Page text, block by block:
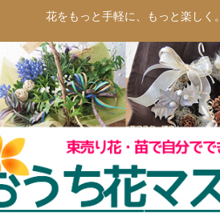
花をもっと手軽に、もっと楽しく。